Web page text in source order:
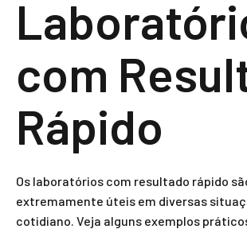
com
Rápido
Os laboratórios com resultado rápido
extremamente úteis em diversas
cotidiano. Veja alguns exemplos